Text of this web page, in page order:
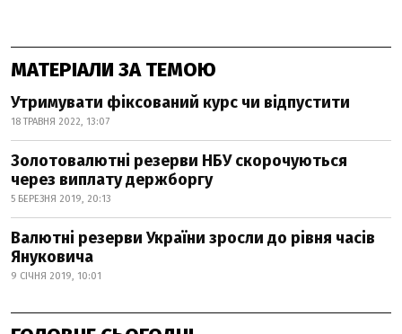
МАТЕРІАЛИ ЗА ТЕМОЮ
Утримувати фіксований курс чи відпустити
18 ТРАВНЯ 2022, 13:07
Золотовалютні резерви НБУ скорочуються
через виплату держборгу
5 БЕРЕЗНЯ 2019, 20:13
Валютні резерви України зросли до рівня часів
Януковича
9 СІЧНЯ 2019, 10:01